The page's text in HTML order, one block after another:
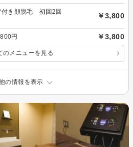
付き顔脱毛 初回2回
￥3,800
円 ￥3,800
のメニューを見る
の情報を表示